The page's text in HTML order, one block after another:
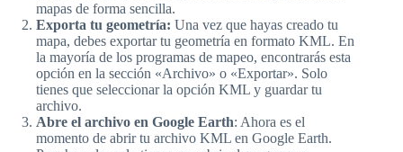
mapas de forma sencilla.
Exporta tu geometría: Una vez que hayas creado tu
mapa, debes exportar tu geometría en formato KML. En
la mayoría de los programas de mapeo, encontrarás esta
opción en la sección «Archivo» o «Exportar». Solo
tienes que seleccionar la opción KML y guardar tu
archivo.
Abre el archivo en Google Earth: Ahora es el
momento de abrir tu archivo KML en Google Earth.